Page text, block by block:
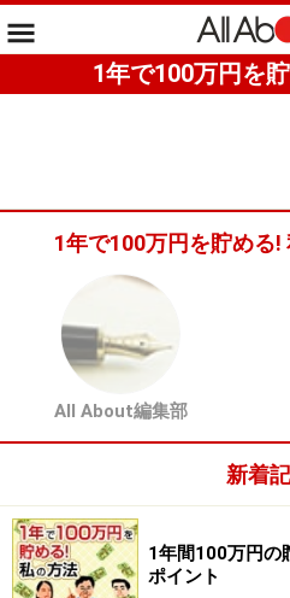
1年で100万円を
1年で100万円を貯める!
All About編集部
新着
1年間100万円の
ポイント